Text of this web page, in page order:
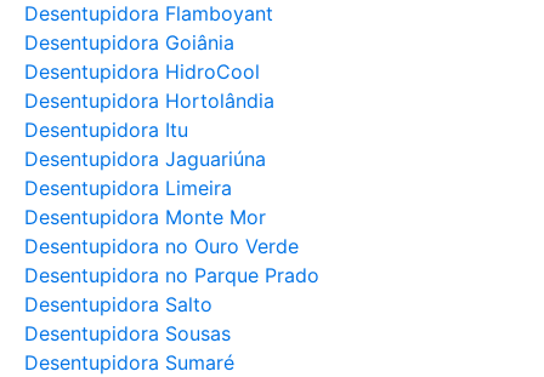
Desentupidora Flamboyant
Desentupidora Goiânia
Desentupidora HidroCool
Desentupidora Hortolândia
Desentupidora Itu
Desentupidora Jaguariúna
Desentupidora Limeira
Desentupidora Monte Mor
Desentupidora no Ouro Verde
Desentupidora no Parque Prado
Desentupidora Salto
Desentupidora Sousas
Desentupidora Sumaré